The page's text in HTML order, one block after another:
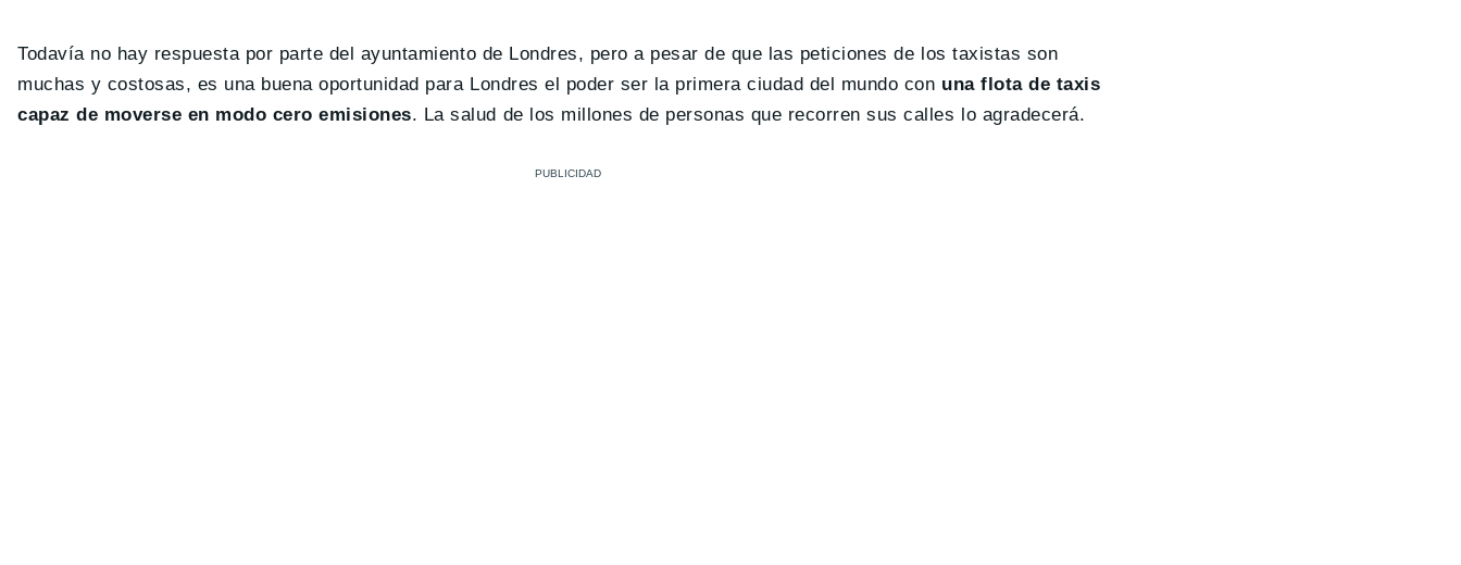
Todavía no hay respuesta por parte del ayuntamiento de Londres, pero a pesar de que las peticiones de los taxistas son
muchas y costosas, es una buena oportunidad para Londres el poder ser la primera ciudad del mundo con una flota de taxis
capaz de moverse en modo cero emisiones. La salud de los millones de personas que recorren sus calles lo agradecerá.